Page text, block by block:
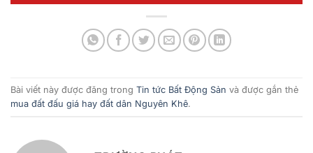
Bài viết này được đăng trong Tin tức Bất Động Sản và được gắn thẻ
mua đất đấu giá hay đất dân Nguyên Khê.